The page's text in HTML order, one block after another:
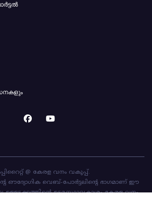
@ കേരള വനം വകുപ്പ്.
ഔദ്യോഗിക വെബ്-പോർട്ടലിന്റെ ഭാഗമാണ് ഈ
ഉള്ളടക്കത്തിന്റെ ഉടമസ്ഥാവകാശം കേരള വനം